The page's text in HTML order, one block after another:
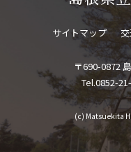
サイトマップ
〒690-0872
Tel.0852-
(c) Matsuekita